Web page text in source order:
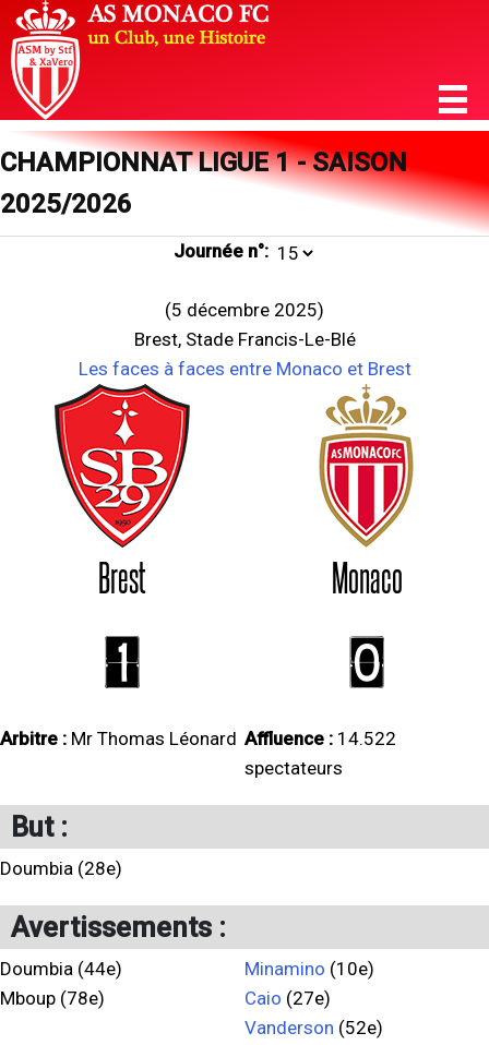
CHAMPIONNAT LIGUE 1 - SAISON
2025/2026
Journée n°:
(5 décembre 2025)
Brest, Stade Francis-Le-Blé
Les faces à faces entre Monaco et Brest
Brest Monaco
1 0
Arbitre : Mr Thomas Léonard Affluence : 14.522
spectateurs
But :
Doumbia (28e)
Avertissements :
Doumbia (44e)
Mboup (78e)
Minamino (10e)
Caio (27e)
Vanderson (52e)